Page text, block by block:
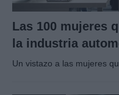
Las 100 mujeres
la industria
Un vistazo a las mujeres